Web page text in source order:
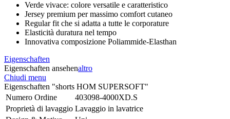
Verde vivace: colore versatile e caratteristico
Jersey premium per massimo comfort cutaneo
Regular fit che si adatta a tutte le corporature
Elasticità duratura nel tempo
Innovativa composizione Poliammide-Elasthan
Eigenschaften
Eigenschaften ansehenaltro
Chiudi menu
Eigenschaften "shorts HOM SUPERSOFT"
Numero Ordine
403098-4000XD.S
Proprietà di lavaggio Lavaggio in lavatrice